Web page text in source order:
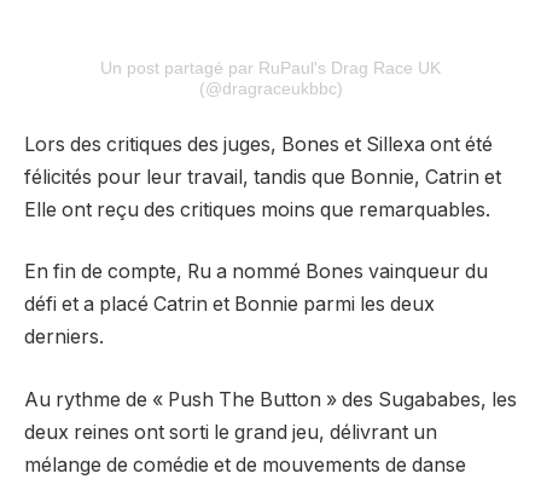
Un post partagé par RuPaul's Drag Race UK
(@dragraceukbbc)
Lors des critiques des juges, Bones et Sillexa ont été
félicités pour leur travail, tandis que Bonnie, Catrin et
Elle ont reçu des critiques moins que remarquables.
En fin de compte, Ru a nommé Bones vainqueur du
défi et a placé Catrin et Bonnie parmi les deux
derniers.
Au rythme de « Push The Button » des Sugababes, les
deux reines ont sorti le grand jeu, délivrant un
mélange de comédie et de mouvements de danse